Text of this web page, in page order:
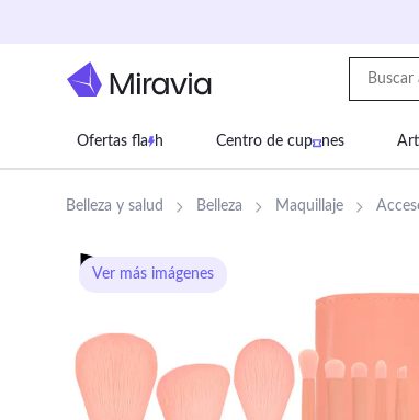
Ofertas fla h Centro de cup nes
Supermercado Juguetes Deportes
Belleza y salud Belleza Maquillaje
Ver más imágenes